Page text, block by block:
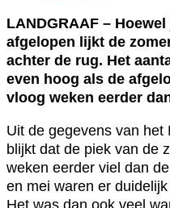
LANDGRAAF –
afgelopen lijkt de
achter de rug. Het
even hoog als de
vloog weken eerder
Uit de gegevens van
blijkt dat de piek van de
weken eerder viel dan
en mei waren er
Het was dan ook veel